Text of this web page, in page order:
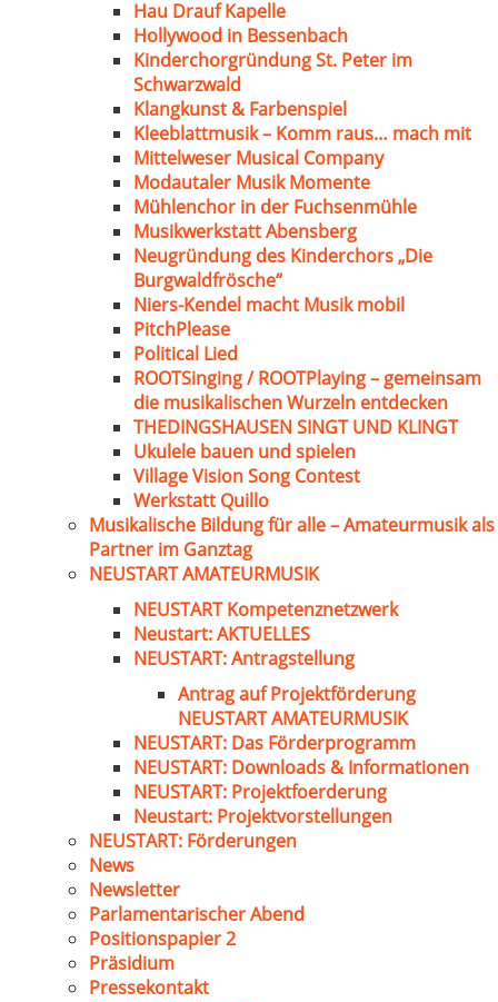
Hau Drauf Kapelle
Hollywood in Bessenbach
Kinderchorgründung St. Peter im
Schwarzwald
Klangkunst & Farbenspiel
Kleeblattmusik – Komm raus… mach mit
Mittelweser Musical Company
Modautaler Musik Momente
Mühlenchor in der Fuchsenmühle
Musikwerkstatt Abensberg
Neugründung des Kinderchors „Die
Burgwaldfrösche“
Niers-Kendel macht Musik mobil
PitchPlease
Political Lied
ROOTSinging / ROOTPlaying – gemeinsam
die musikalischen Wurzeln entdecken
THEDINGSHAUSEN SINGT UND KLINGT
Ukulele bauen und spielen
Village Vision Song Contest
Werkstatt Quillo
Musikalische Bildung für alle – Amateurmusik als
Partner im Ganztag
NEUSTART AMATEURMUSIK
NEUSTART Kompetenznetzwerk
Neustart: AKTUELLES
NEUSTART: Antragstellung
Antrag auf Projektförderung
NEUSTART AMATEURMUSIK
NEUSTART: Das Förderprogramm
NEUSTART: Downloads & Informationen
NEUSTART: Projektfoerderung
Neustart: Projektvorstellungen
NEUSTART: Förderungen
News
Newsletter
Parlamentarischer Abend
Positionspapier 2
Präsidium
Pressekontakt